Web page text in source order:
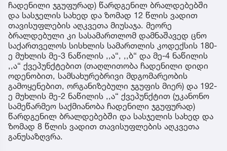
ჩადენილი ჯგუფურად) წარდგენილ ბრალდებებში
და სასჯელის სახედ და ზომად 12 წლის ვადით
თავისუფლების აღკვეთა მიუსაჯა. მეორე
ბრალდებული კი სასამართლომ დამნაშავედ ცნო
საქართველოს სისხლის სამართლის კოდექსის 180-
ე მუხლის მე-3 ნაწილის ,,ა“, ,,ბ“ და მე-4 ნაწილის
,,ა“ ქვეპუნქტებით (თაღლითობა ჩადენილი დიდი
ოდენობით, სამსახურებრივი მდგომარეობის
გამოყენებით, ორგანიზებული ჯგუფის მიერ) და 192-
ე მუხლის მე-2 ნაწილის ,,ა“ ქვეპუნქტით (უკანონო
სამეწარმეო საქმიანობა ჩადენილი ჯგუფურად)
წარდგენილ ბრალდებებში და სასჯელის სახედ და
ზომად 8 წლის ვადით თავისუფლების აღკვეთა
განუსაზღვრა.